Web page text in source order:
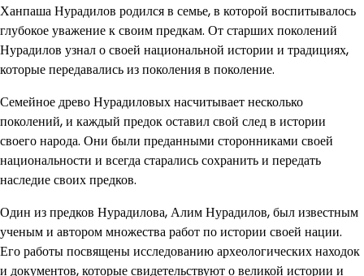
Ханпаша Нурадилов родился в семье, в которой воспитывалось
глубокое уважение к своим предкам. От старших поколений
Нурадилов узнал о своей национальной истории и традициях,
которые передавались из поколения в поколение.
Семейное древо Нурадиловых насчитывает несколько
поколений, и каждый предок оставил свой след в истории
своего народа. Они были преданными сторонниками своей
национальности и всегда старались сохранить и передать
наследие своих предков.
Один из предков Нурадилова, Алим Нурадилов, был известным
ученым и автором множества работ по истории своей нации.
Его работы посвящены исследованию археологических находок
и документов, которые свидетельствуют о великой истории и